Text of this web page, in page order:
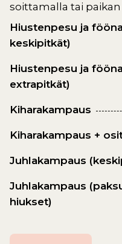
soittamalla tai paikan
Hiustenpesu ja
keskipitkät)
Hiustenpesu ja
extrapitkät)
Kiharakampaus
Kiharakampaus +
Juhlakampaus
Juhlakampaus
hiukset)